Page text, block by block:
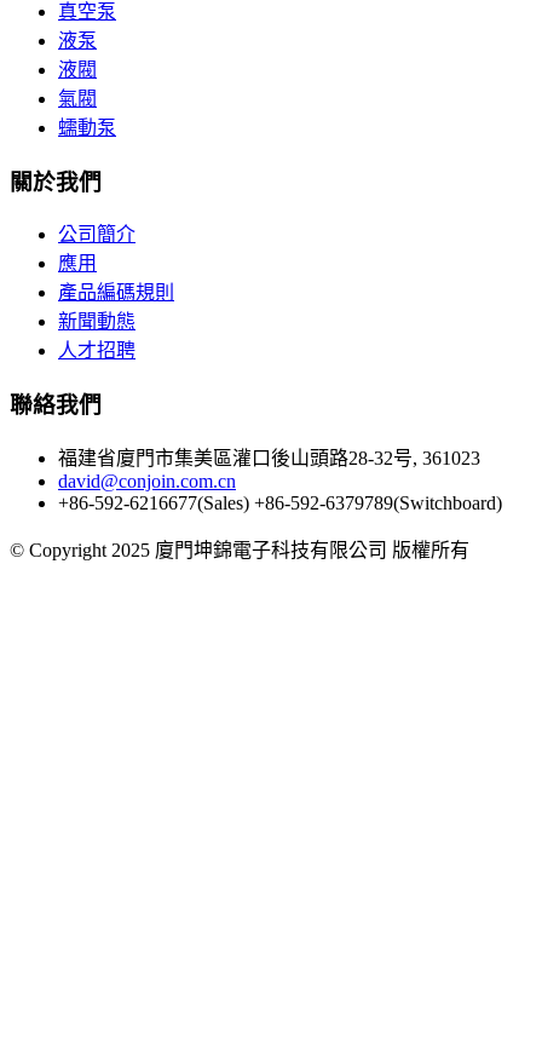
真空泵
液泵
液閥
氣閥
蠕動泵
關於我們
公司簡介
應用
產品編碼規則
新聞動態
人才招聘
聯絡我們
福建省廈門市集美區灌口後山頭路28-32号, 361023
david@conjoin.com.cn
+86-592-6216677(Sales) +86-592-6379789(Switchboard)
© Copyright 2025 廈門坤錦電子科技有限公司 版權所有